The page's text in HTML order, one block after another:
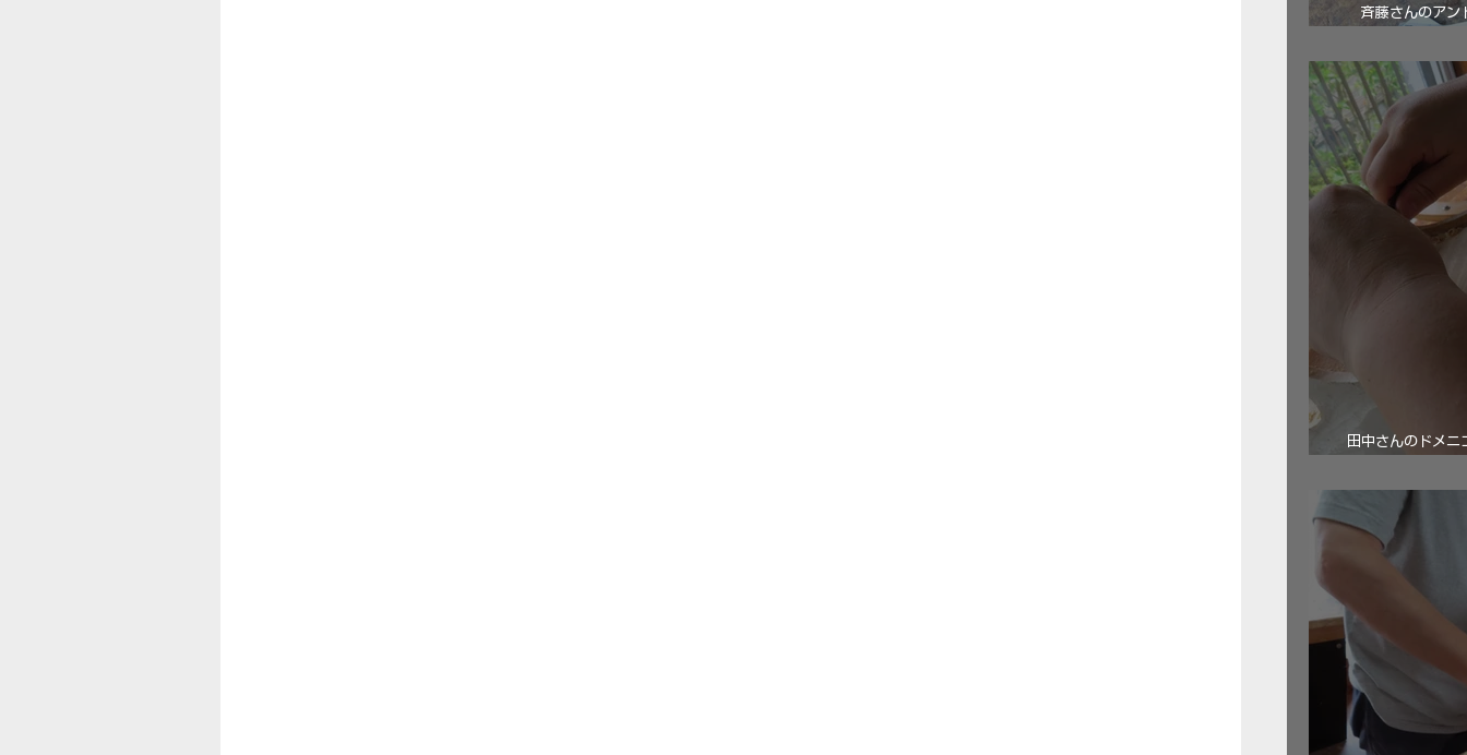
斉藤さんのア
田中さんのドメ